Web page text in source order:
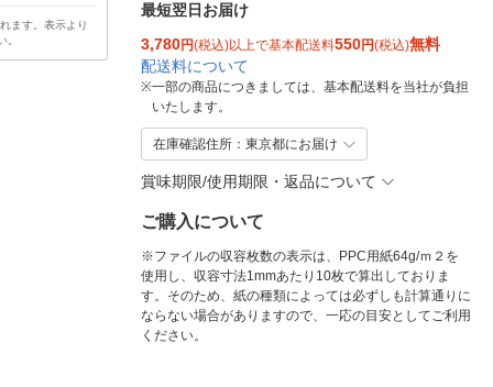
ます。表示より
。
最短翌日お届け
3,780円(税込)以上で基本配送料550円(税込)無料
配送料について
※一部の商品につきましては、基本配送料を当社が負担
いたします。
在庫確認住所：東京都にお届け
賞味期限/使用期限・返品について
ご購入について
※ファイルの収容枚数の表示は、PPC用紙64g/ｍ２を
使用し、収容寸法1mmあたり10枚で算出しておりま
す。そのため、紙の種類によっては必ずしも計算通りに
ならない場合がありますので、一応の目安としてご利用
ください。